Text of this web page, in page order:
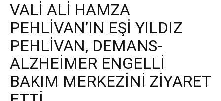
VALİ ALİ HAMZA
PEHLİVAN’IN EŞİ YILDIZ
PEHLİVAN, DEMANS-
ALZHEİMER ENGELLİ
BAKIM MERKEZİNİ ZİYARET